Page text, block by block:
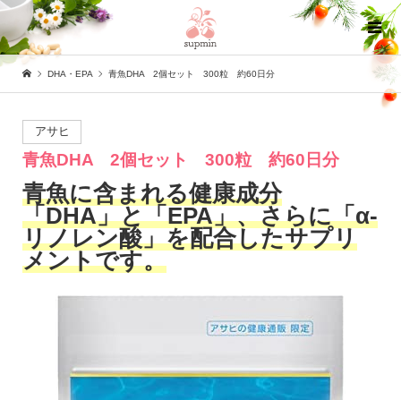
DHA・EPA 青魚DHA 2個セット 300粒 約60日分
アサヒ
青魚DHA 2個セット 300粒 約60日分
青魚に含まれる健康成分
「DHA」と「EPA」、さらに「α‐
リノレン酸」を配合したサプリ
メントです。